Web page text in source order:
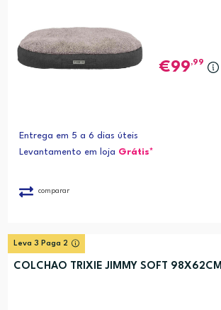
99,99
Entrega em 5 a 6 dias úteis
Levantamento em loja Grátis*
comparar
Leva 3 Paga 2
COLCHAO TRIXIE JIMMY SOFT 98X62CM